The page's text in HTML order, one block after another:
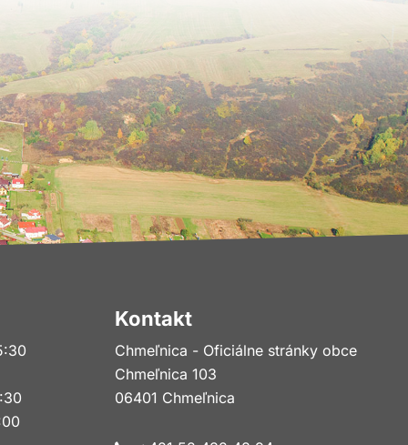
Kontakt
Chmeľnica - Oficiálne stránky obce
Chmeľnica 103
06401 Chmeľnica